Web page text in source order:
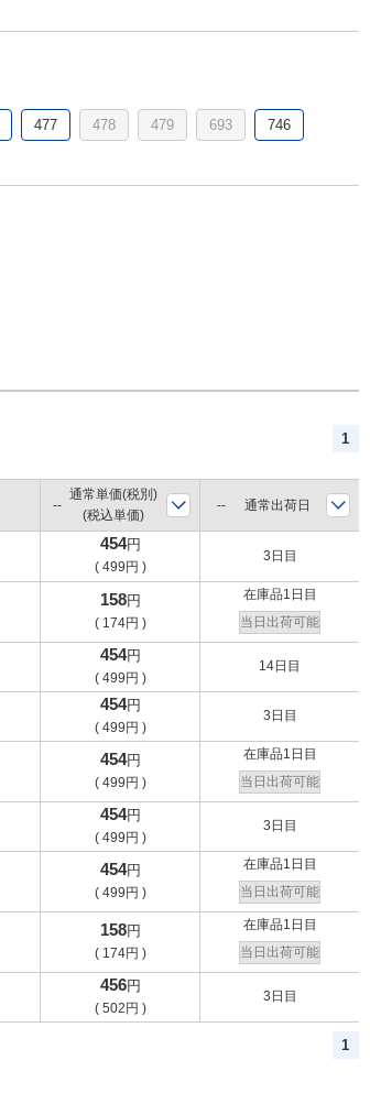
477 478 479 693 746
1
通常単価(税別)
(税込単価)
通常出荷日
454円
( 499 円 )
3日目
158円
( 174円 )
在庫品1日目
当日出荷可能
454円
( 499 円 )
14日目
454円
( 499 円 )
3日目
454円
( 499 円 )
在庫品1日目
当日出荷可能
454円
( 499 円 )
3日目
454円
( 499 円 )
在庫品1日目
当日出荷可能
158円
( 174円 )
在庫品1日目
当日出荷可能
456円
( 502 円 )
3日目
1